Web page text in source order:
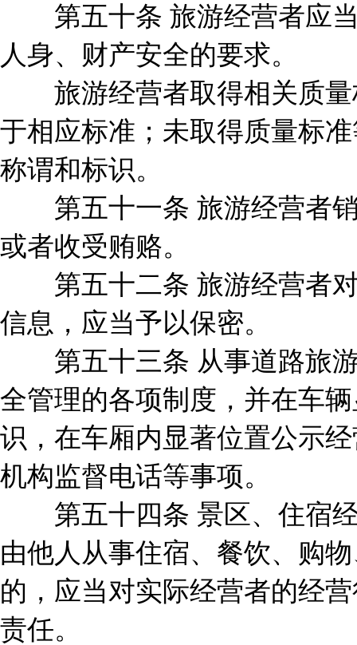
第五十条 旅游经营者应当
人身、财产安全的要求。
旅游经营者取得相关质量
于相应标准；未取得质量标
称谓和标识。
第五十一条 旅游经营者销
或者收受贿赂。
第五十二条 旅游经营者对
信息，应当予以保密。
第五十三条 从事道路旅游
全管理的各项制度，并在车
识，在车厢内显著位置公示
机构监督电话等事项。
第五十四条 景区、住宿经
由他人从事住宿、餐饮、购
的，应当对实际经营者的经
责任。